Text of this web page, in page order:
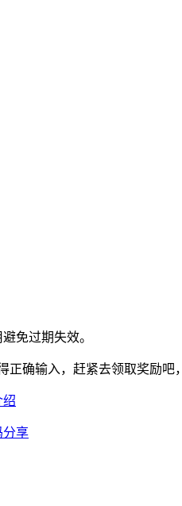
免过期失效。
确输入，赶紧去领取奖励吧
绍
分享